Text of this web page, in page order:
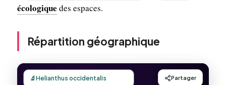
écologique des espaces.
Répartition géographique